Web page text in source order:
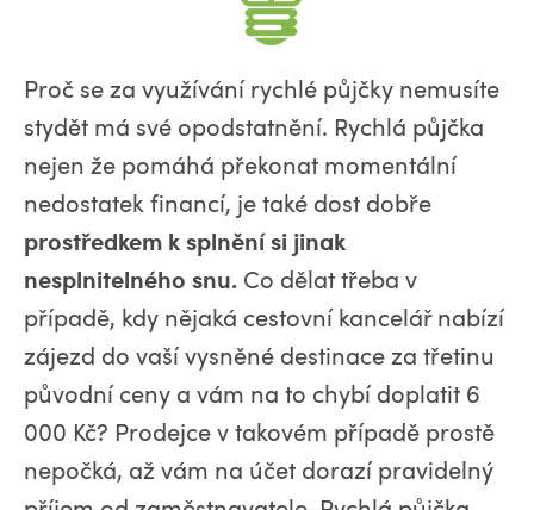
Proč se za využívání rychlé půjčky nemusíte
stydět má své opodstatnění. Rychlá půjčka
nejen že pomáhá překonat momentální
nedostatek financí, je také dost dobře
prostředkem k splnění si jinak
nesplnitelného snu. Co dělat třeba v
případě, kdy nějaká cestovní kancelář nabízí
zájezd do vaší vysněné destinace za třetinu
původní ceny a vám na to chybí doplatit 6
000 Kč? Prodejce v takovém případě prostě
nepočká, až vám na účet dorazí pravidelný